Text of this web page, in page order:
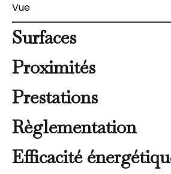
Vue
Surfaces
Proximités
Prestations
Règlementation
Efficacité